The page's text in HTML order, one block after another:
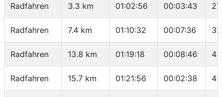
Radfahren 3.3 km 01:02:56 00:03:43
Radfahren 7.4 km 01:10:32 00:07:36
Radfahren 13.8 km 01:19:18 00:08:46
Radfahren 15.7 km 01:21:56 00:02:38